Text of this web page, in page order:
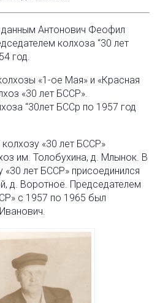
Антонович Феофил
колхоза “30 лет
год.
«1-ое Мая» и «Красная
«30 лет БССР».
“30лет БССр по 1957 год
«30 лет БССР»
им. Толобухина, д. Млынок. В
«30 лет БССР» присоединился
д. Воротное. Председателем
с 1957 по 1965 был